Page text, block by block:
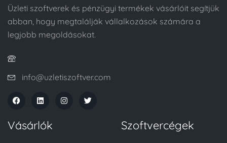
Üzleti szoftverek és pénzügyi termékek vásárlóit segítjük
abban, hogy megtalálják vállalkozások számára a
legjobb megoldásokat.
info@uzletiszoftver.com
Vásárlók Szoftvercégek